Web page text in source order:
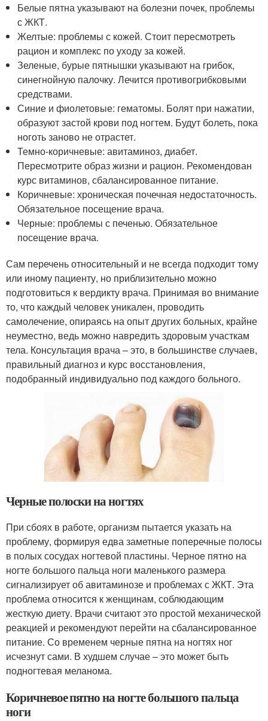
Белые пятна указывают на болезни почек, проблемы
с ЖКТ.
Желтые: проблемы с кожей. Стоит пересмотреть
рацион и комплекс по уходу за кожей.
Зеленые, бурые пятнышки указывают на грибок,
синегнойную палочку. Лечится противогрибковыми
средствами.
Синие и фиолетовые: гематомы. Болят при нажатии,
образуют застой крови под ногтем. Будут болеть, пока
ноготь заново не отрастет.
Темно-коричневые: авитаминоз, диабет.
Пересмотрите образ жизни и рацион. Рекомендован
курс витаминов, сбалансированное питание.
Коричневые: хроническая почечная недостаточность.
Обязательное посещение врача.
Черные: проблемы с печенью. Обязательное
посещение врача.
Сам перечень относительный и не всегда подходит тому
или иному пациенту, но приблизительно можно
подготовиться к вердикту врача. Принимая во внимание
то, что каждый человек уникален, проводить
самолечение, опираясь на опыт других больных, крайне
неуместно, ведь можно навредить здоровым участкам
тела. Консультация врача – это, в большинстве случаев,
правильный диагноз и курс восстановления,
подобранный индивидуально под каждого больного.
Черные полоски на ногтях
При сбоях в работе, организм пытается указать на
проблему, формируя едва заметные поперечные полосы
в полых сосудах ногтевой пластины. Черное пятно на
ногте большого пальца ноги маленького размера
сигнализирует об авитаминозе и проблемах с ЖКТ. Эта
проблема относится к женщинам, соблюдающим
жесткую диету. Врачи считают это простой механической
реакцией и рекомендуют перейти на сбалансированное
питание. Со временем черные пятна на ногтях ног
исчезнут сами. В худшем случае – это может быть
подногтевая меланома.
Коричневое пятно на ногте большого пальца
ноги